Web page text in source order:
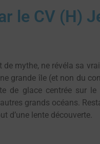
le CV (H)
mythe, ne révéla sa
grande île (et non du
de glace centrée sur
grands océans.
d’une lente découverte.